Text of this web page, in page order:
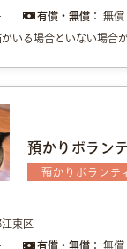
有償・無償： 無償
いる場合といない場合が
預かりボラン
預かりボランテ
東区
有償・無償： 無償